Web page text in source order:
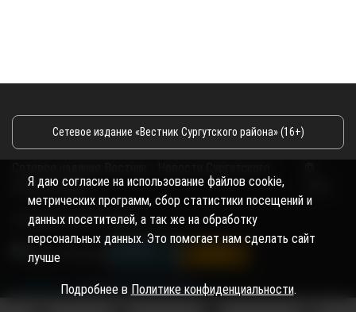
Сетевое издание «Вестник Сургутского района» (16+)
района и Югры
Copyright © 2018- 2026
Я даю согласие на использование файлов cookie,
метрических программ, сбор статистики посещений и
данных посетителей, а так же на обработку
персональных данных. Это помогает нам сделать сайт
лучше
Подробнее в Политике конфиденциальности.